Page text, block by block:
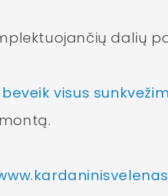
dalių
visus